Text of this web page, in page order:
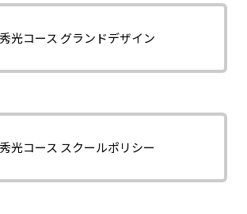
秀光コース グランドデザイン
秀光コース スクールポリシー